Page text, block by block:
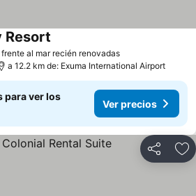
al mar recién renovadas
Resort
a 12.2 km de: Exuma International Airport
para ver los
Ver precios
Compartir